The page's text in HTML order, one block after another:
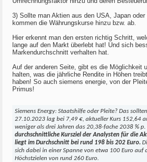
3) Sollte man Aktien aus den USA, Japan
kommen die Währungskurse hinzu bzw. ab.
Hier erkennt man den ersten richtig Schritt,
lange auf den Markt überlebt hat! Und sich
Markendurchschnitt verhalten hat.
Auf der anderen Seite, gibt es die Möglichkeit
halten, was die jährliche Rendite in Höhen
haben! So auch siemens energie, von der
Primus!
Siemens Energy: Staatshilfe oder Pleite? Das
27.10.2023 lag bei 7,49 €, aktueller Kurs 152,64
weniger als drei Jahren das 20,38-fache 2038 % p.
durchschnittliche Kursziel der Analysten für die
liegt im Durchschnitt bei rund 198 bis 202 Euro.
sich dabei in einer Spanne von etwa 100 Euro auf
Höchstzielen von rund 260 Euro.